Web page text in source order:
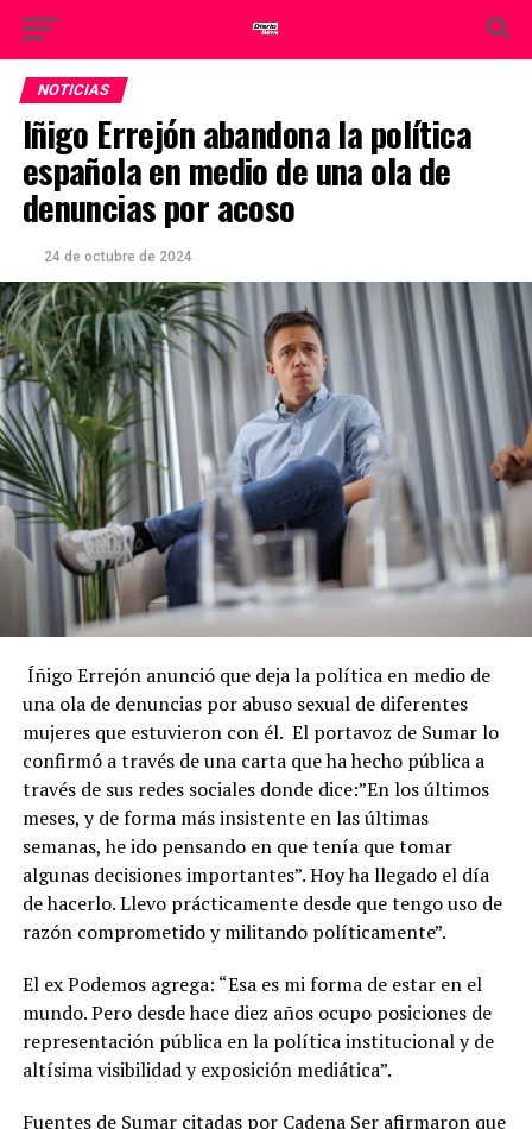
NOTICIAS
Iñigo Errejón abandona la política
española en medio de una ola de
denuncias por acoso
24 de octubre de 2024
Íñigo Errejón anunció que deja la política en medio de
una ola de denuncias por abuso sexual de diferentes
mujeres que estuvieron con él. El portavoz de Sumar lo
confirmó a través de una carta que ha hecho pública a
través de sus redes sociales donde dice:”En los últimos
meses, y de forma más insistente en las últimas
semanas, he ido pensando en que tenía que tomar
algunas decisiones importantes”. Hoy ha llegado el día
de hacerlo. Llevo prácticamente desde que tengo uso de
razón comprometido y militando políticamente”.
El ex Podemos agrega: “Esa es mi forma de estar en el
mundo. Pero desde hace diez años ocupo posiciones de
representación pública en la política institucional y de
altísima visibilidad y exposición mediática”.
Fuentes de Sumar citadas por Cadena Ser afirmaron que